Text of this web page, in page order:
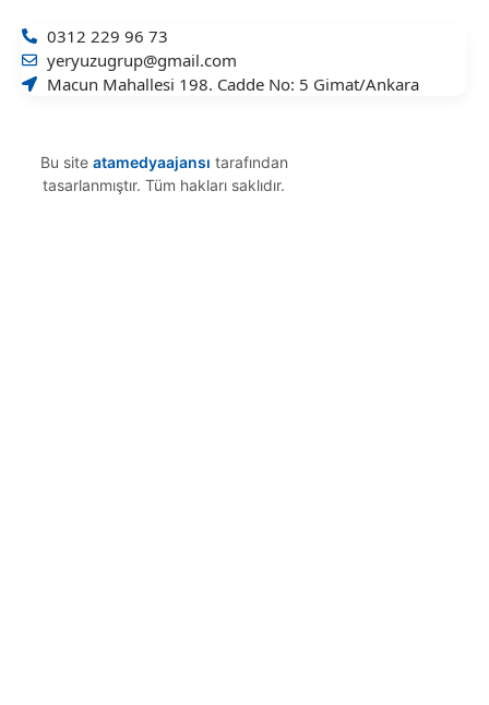
0312 229 96 73
yeryuzugrup@gmail.com
Macun Mahallesi 198. Cadde No: 5 Gimat/Ankara
Bu site atamedyaajansı tarafından
tasarlanmıştır. Tüm hakları saklıdır.